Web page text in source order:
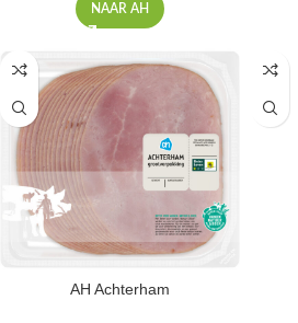
NAAR AH
AH Achterham